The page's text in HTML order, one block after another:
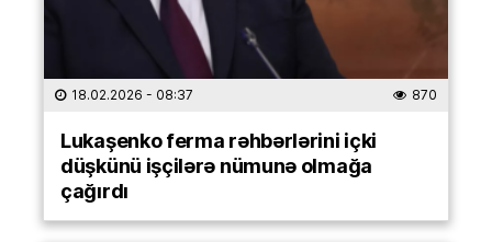
18.02.2026 - 08:37 870
Lukaşenko ferma rəhbərlərini içki
düşkünü işçilərə nümunə olmağa
çağırdı